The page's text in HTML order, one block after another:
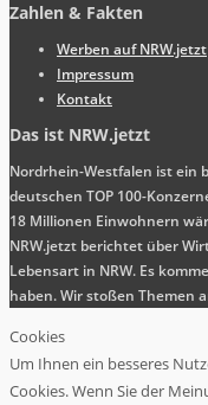
Zahlen & Fakten
Werben auf NRW.jetzt
Impressum
Kontakt
Das ist NRW.jetzt
Nordrhein-Westfalen ist ein
deutschen TOP 100-
18 Millionen Einwohnern
NRW.jetzt berichtet über
Lebensart in NRW. Es
haben. Wir stoßen Themen
Cookies
Um Ihnen ein besseres
Cookies. Wenn Sie der